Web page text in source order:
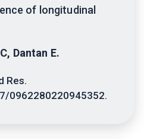
of longitudinal
Dantan E.
Res.
0962280220945352.